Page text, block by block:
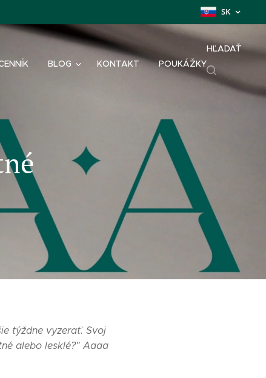
SK
BLOG KONTAKT POUKÁŽKY
HĽADAŤ
týždne vyzerať. Svoj
alebo lesklé?" Aaaa